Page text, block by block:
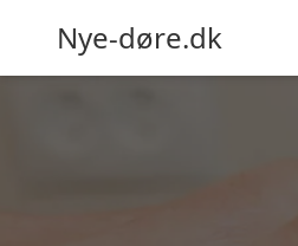
Nye-døre.dk